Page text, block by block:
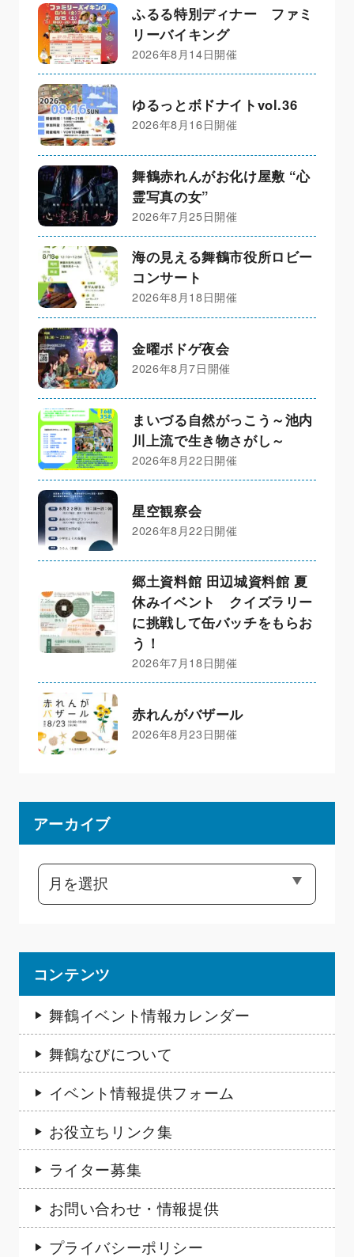
ふるる特別ディナー ファミ
リーバイキング
2026年8月14日開催
ゆるっとボドナイトvol.36
2026年8月16日開催
舞鶴赤れんがお化け屋敷 “心
霊写真の女”
2026年7月25日開催
海の見える舞鶴市役所ロビー
コンサート
2026年8月18日開催
金曜ボドゲ夜会
2026年8月7日開催
まいづる自然がっこう～池内
川上流で生き物さがし～
2026年8月22日開催
星空観察会
2026年8月22日開催
郷土資料館 田辺城資料館 夏
休みイベント クイズラリー
に挑戦して缶バッチをもらお
う！
2026年7月18日開催
赤れんがバザール
2026年8月23日開催
アーカイブ
コンテンツ
舞鶴イベント情報カレンダー
舞鶴なびについて
イベント情報提供フォーム
お役立ちリンク集
ライター募集
お問い合わせ・情報提供
プライバシーポリシー